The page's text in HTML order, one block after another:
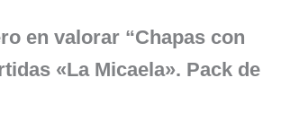
en valorar “Chapas con
«La Micaela». Pack de